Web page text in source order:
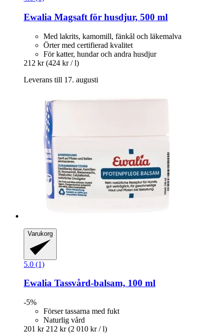
Ewalia Magsaft för husdjur, 500 ml
Med lakrits, kamomill, fänkål och läkemalva
Örter med certifierad kvalitet
För katter, hundar och andra husdjur
212 kr (424 kr / l)
Leverans till 17. augusti
Varukorg
5.0 (1)
Ewalia Tassvård-​balsam, 100 ml
-5%
Förser tassarna med fukt
Naturlig vård
201 kr 212 kr (2 010 kr / l)